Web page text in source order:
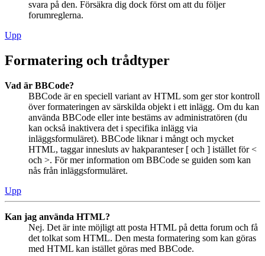
svara på den. Försäkra dig dock först om att du följer
forumreglerna.
Upp
Formatering och trådtyper
Vad är BBCode?
BBCode är en speciell variant av HTML som ger stor kontroll
över formateringen av särskilda objekt i ett inlägg. Om du kan
använda BBCode eller inte bestäms av administratören (du
kan också inaktivera det i specifika inlägg via
inläggsformuläret). BBCode liknar i mångt och mycket
HTML, taggar innesluts av hakparanteser [ och ] istället för <
och >. För mer information om BBCode se guiden som kan
nås från inläggsformuläret.
Upp
Kan jag använda HTML?
Nej. Det är inte möjligt att posta HTML på detta forum och få
det tolkat som HTML. Den mesta formatering som kan göras
med HTML kan istället göras med BBCode.